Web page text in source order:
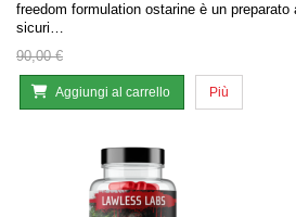
freedom formulation ostarine è un
sicuri…
90,00 €
Aggiungi al carrello Più